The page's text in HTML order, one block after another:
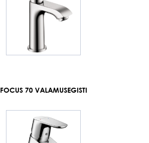
FOCUS 70 VALAMUSEGISTI